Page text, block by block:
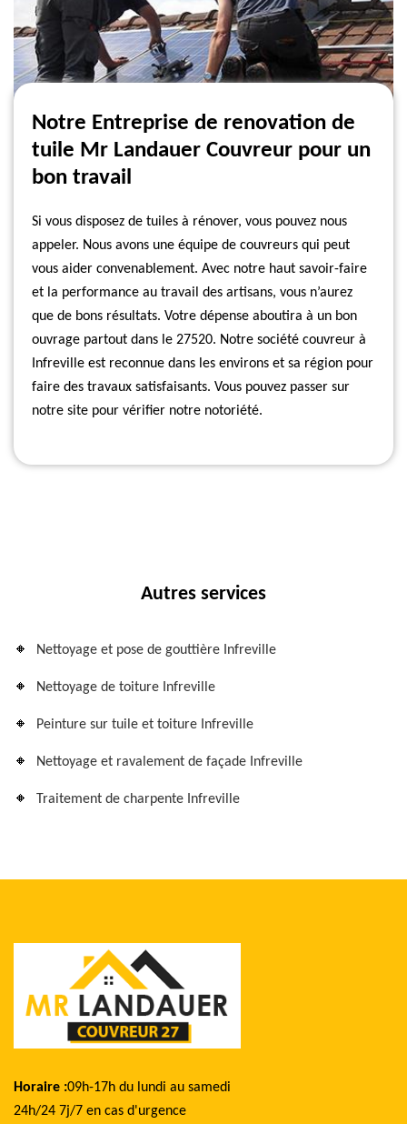
Notre Entreprise de renovation de
tuile Mr Landauer Couvreur pour un
bon travail
Si vous disposez de tuiles à rénover, vous pouvez nous
appeler. Nous avons une équipe de couvreurs qui peut
vous aider convenablement. Avec notre haut savoir-faire
et la performance au travail des artisans, vous n’aurez
que de bons résultats. Votre dépense aboutira à un bon
ouvrage partout dans le 27520. Notre société couvreur à
Infreville est reconnue dans les environs et sa région pour
faire des travaux satisfaisants. Vous pouvez passer sur
notre site pour vérifier notre notoriété.
Autres services
Nettoyage et pose de gouttière Infreville
Nettoyage de toiture Infreville
Peinture sur tuile et toiture Infreville
Nettoyage et ravalement de façade Infreville
Traitement de charpente Infreville
Horaire :09h-17h du lundi au samedi
24h/24 7j/7 en cas d'urgence